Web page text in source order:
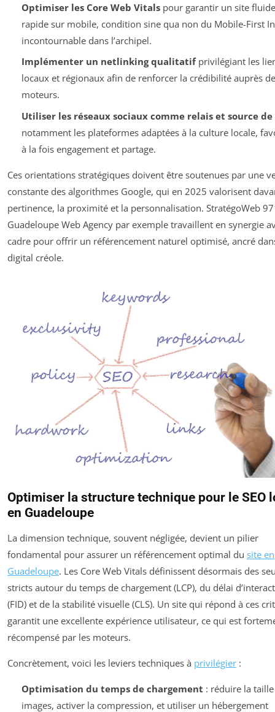
Optimiser les Core Web Vitalspour garantir un site
rapide sur mobile, condition sine qua non du Mobile-First
incontournable dans l’archipel.
Implémenter un netlinking qualitatifprivilégiant les
locaux et régionaux afin de renforcer la crédibilité auprès
moteurs.
Utiliser les réseaux sociaux comme relais et source
notamment les plateformes adaptées à la culture locale,
à la fois engagement et partage.
Ces orientations stratégiques doivent être soutenues par une
constante des algorithmes Google, qui en 2025 valorisent
pertinence, la proximité et la personnalisation. StratégoWeb
Guadeloupe Web Agency par exemple travaillent en synergie
cadre pour offrir un référencement naturel optimisé, ancré
digital créole.
Optimiser la structure technique pour le SEO
en Guadeloupe
La dimension technique, souvent négligée, devient un pilier
fondamental pour assurer un référencement optimal du site en
Guadeloupe. Les Core Web Vitals définissent désormais des
stricts autour du temps de chargement (LCP), du délai
(FID) et de la stabilité visuelle (CLS). Un site qui répond à ces
garantit une excellente expérience utilisateur, ce qui est
récompensé par les moteurs.
Concrètement, voici les leviers techniques à privilégier :
Optimisation du temps de chargement : réduire la
images, activer la compression, et utiliser un hébergement